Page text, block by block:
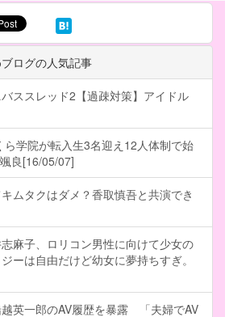
ログの人気記事
バススレッド2【過疎対策】アイドル
ら学院が転入生3名迎え12人体制で始
良[16/05/07]
ムタクはダメ？香取慎吾と共演でき
志麻子、ロリコン男性に向けて少女の
ーは自由だけど幼女に夢持ちすぎ。
越英一郎のAV履歴を暴露 「夫婦でAV